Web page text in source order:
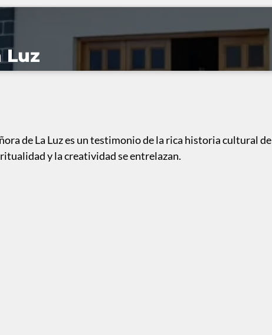
Luz
de La Luz es un testimonio de la rica historia cultural de
y la creatividad se entrelazan.